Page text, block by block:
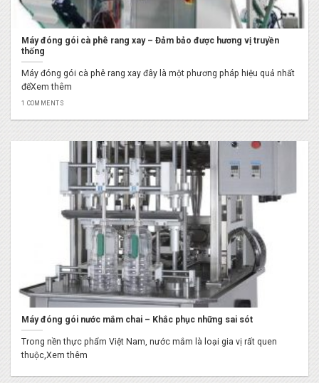
Máy đóng gói cà phê rang xay – Đảm bảo được hương vị truyền
thống
Máy đóng gói cà phê rang xay đây là một phương pháp hiệu quả nhất
đểXem thêm
1 COMMENTS
Máy đóng gói nước mắm chai – Khắc phục những sai sót
Trong nền thực phẩm Việt Nam, nước mắm là loại gia vị rất quen
thuộc,Xem thêm